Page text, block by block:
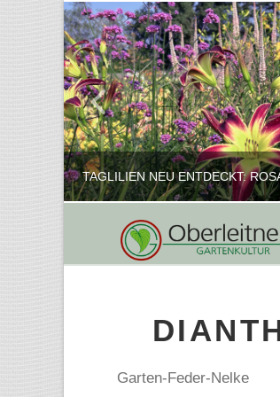
REINHARD
FEBRUAR 16,
Garten-Feder-Nelke